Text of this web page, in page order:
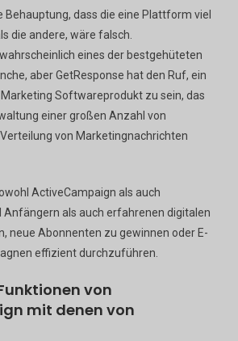
Behauptung, dass die eine Plattform viel
die andere, wäre falsch.
eines der bestgehüteten
aber GetResponse hat den Ruf, ein
Softwareprodukt zu sein, das
einer großen Anzahl von
von Marketingnachrichten
ActiveCampaign als auch
Anfängern als auch erfahrenen digitalen
neue Abonnenten zu gewinnen oder E-
effizient durchzuführen.
von
mit denen von